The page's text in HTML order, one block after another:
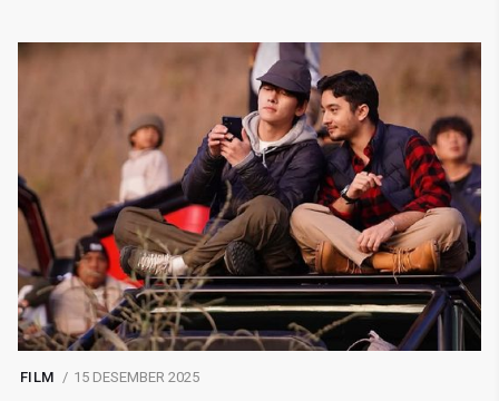
FILM 15 DESEMBER 2025